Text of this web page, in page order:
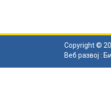
Copyright ©
Веб развој :